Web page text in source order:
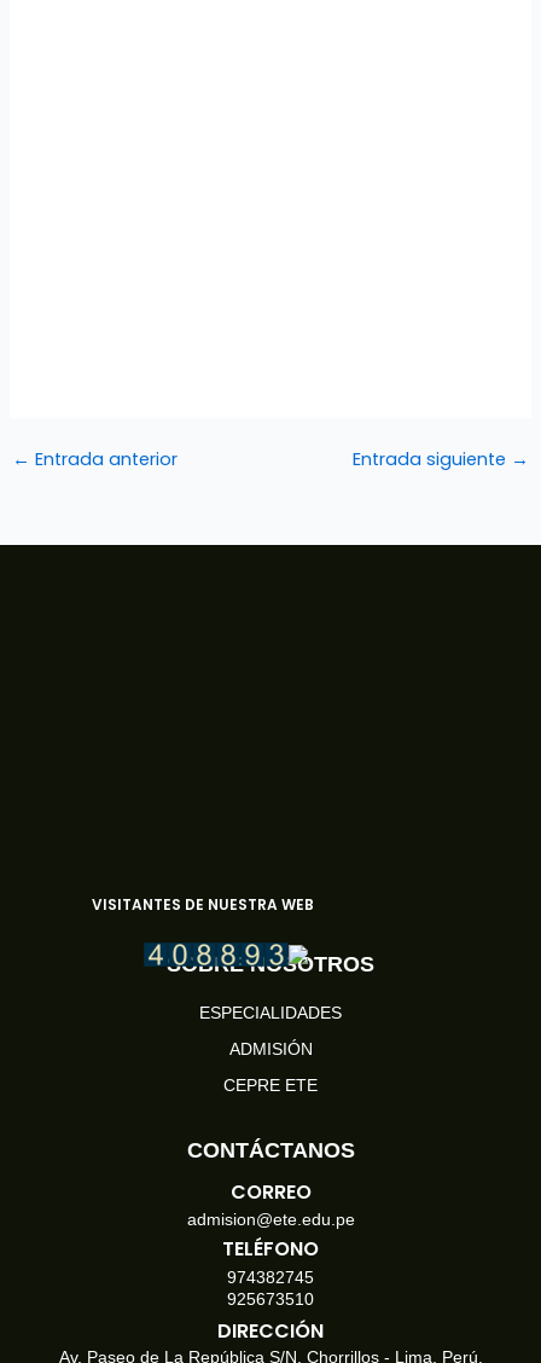
← Entrada anterior Entrada siguiente →
VISITANTES DE NUESTRA WEB
SOBRE NOSOTROS
ESPECIALIDADES
ADMISIÓN
CEPRE ETE
CONTÁCTANOS
CORREO
admision@ete.edu.pe
TELÉFONO
974382745
925673510
DIRECCIÓN
Av. Paseo de La República S/N. Chorrillos - Lima, Perú.